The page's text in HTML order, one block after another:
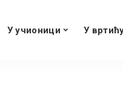
У учионици У